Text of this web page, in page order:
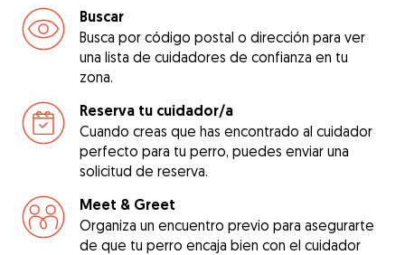
Buscar
Busca por código postal o dirección para ver
una lista de cuidadores de confianza en tu
zona.
Reserva tu cuidador/a
Cuando creas que has encontrado al cuidador
perfecto para tu perro, puedes enviar una
solicitud de reserva.
Meet & Greet
Organiza un encuentro previo para asegurarte
de que tu perro encaja bien con el cuidador